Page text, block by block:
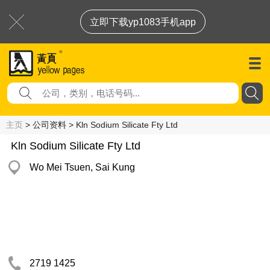
立即下载yp1083手机app
主页 > 公司资料 > Kln Sodium Silicate Fty Ltd
Kln Sodium Silicate Fty Ltd
Wo Mei Tsuen, Sai Kung
2719 1425